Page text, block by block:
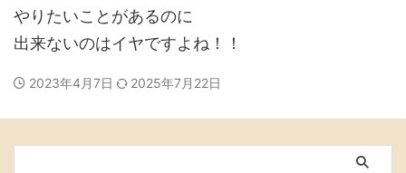
やりたいことがあるのに
出来ないのはイヤですよね！！
2023年4月7日 2025年7月22日